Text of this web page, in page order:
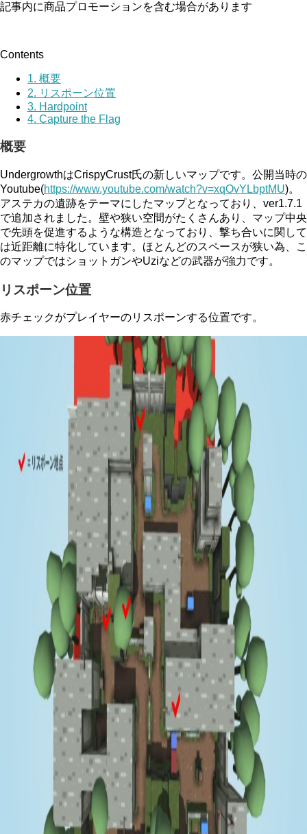
記事内に商品プロモーションを含む場合があります
Contents
1. 概要
2. リスポーン位置
3. Hardpoint
4. Capture the Flag
概要
UndergrowthはCrispyCrust氏の新しいマップです。公開当時の
Youtube(https://www.youtube.com/watch?v=xqOvYLbptMU)。
アステカの遺跡をテーマにしたマップとなっており、ver1.7.1
で追加されました。壁や狭い空間がたくさんあり、マップ中央
で先頭を促進するような構造となっており、撃ち合いに関して
は近距離に特化しています。ほとんどのスペースが狭い為、こ
のマップではショットガンやUziなどの武器が強力です。
リスポーン位置
赤チェックがプレイヤーのリスポーンする位置です。